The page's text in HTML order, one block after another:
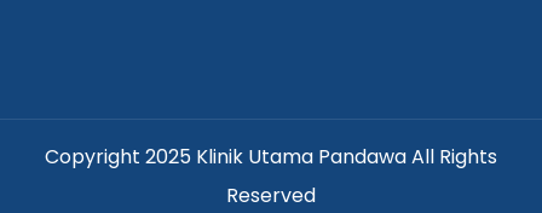
Copyright 2025 Klinik Utama Pandawa All Rights
Reserved